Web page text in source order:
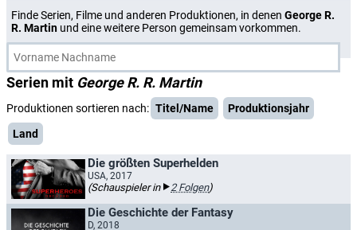
Finde Serien, Filme und anderen Produktionen, in denen George R.
R. Martin und eine weitere Person gemeinsam vorkommen.
Serien mit George R. R. Martin
Produktionen sortieren nach: Titel/Name
Produktionsjahr
Land
Die größten Superhelden
USA, 2017
(Schauspieler in 2 Folgen)
Die Geschichte der Fantasy
D, 2018